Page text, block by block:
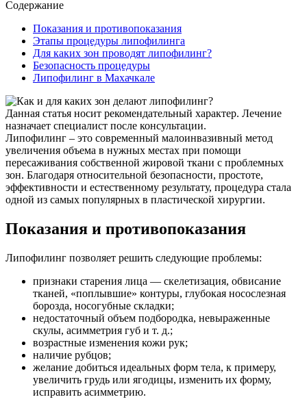
Содержание
Показания и противопоказания
Этапы процедуры липофилинга
Для каких зон проводят липофилинг?
Безопасность процедуры
Липофилинг в Махачкале
Данная статья носит рекомендательный характер. Лечение
назначает специалист после консультации.
Липофилинг – это современный малоинвазивный метод
увеличения объема в нужных местах при помощи
пересаживания собственной жировой ткани с проблемных
зон. Благодаря относительной безопасности, простоте,
эффективности и естественному результату, процедура стала
одной из самых популярных в пластической хирургии.
Показания и противопоказания
Липофилинг позволяет решить следующие проблемы:
признаки старения лица — скелетизация, обвисание
тканей, «поплывшие» контуры, глубокая носослезная
борозда, носогубные складки;
недостаточный объем подбородка, невыраженные
скулы, асимметрия губ и т. д.;
возрастные изменения кожи рук;
наличие рубцов;
желание добиться идеальных форм тела, к примеру,
увеличить грудь или ягодицы, изменить их форму,
исправить асимметрию.